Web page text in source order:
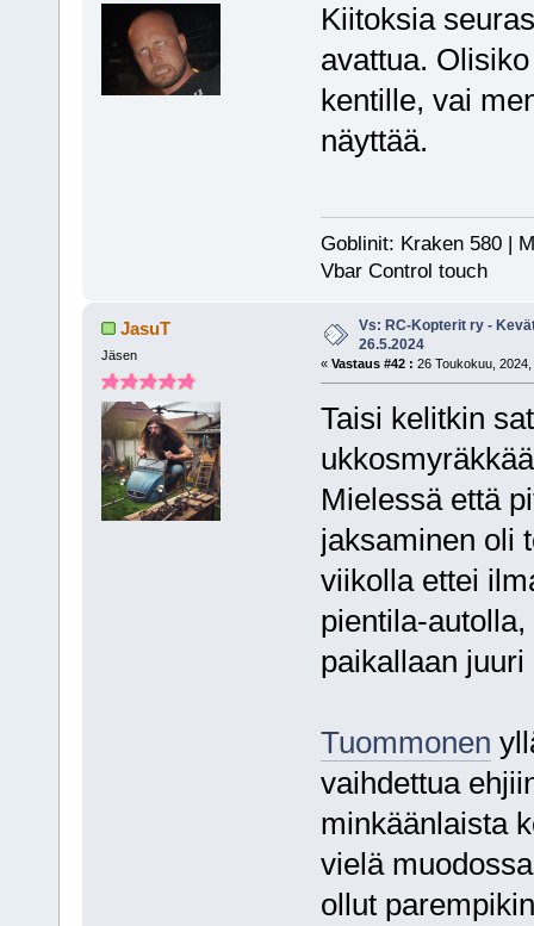
Kiitoksia
avattua.
kentille, vai
näyttää.
Goblinit: Kraken 580 |
Vbar Control touch
JasuT
Jäsen
Vs: RC-Kopterit ry -
26.5.2024
« Vastaus #42 : 26 Toukokuu,
Taisi kelitkin
Mielessä että
jaksaminen oli
viikolla ettei
pientila-
paikallaan
Tuommonen
vaihdettua
minkäänlaista
vielä
ollut